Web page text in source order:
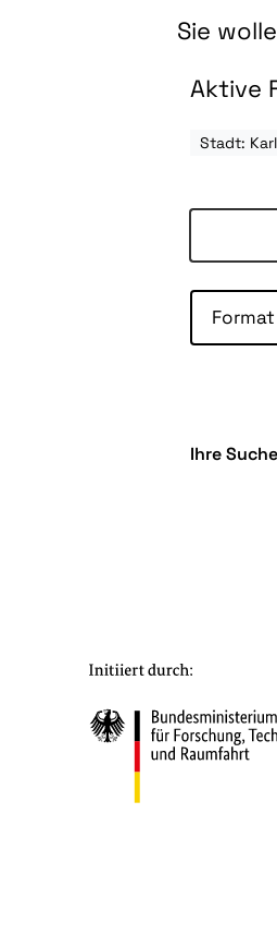
Sie
Aktive
Stadt:
Format
Ihre